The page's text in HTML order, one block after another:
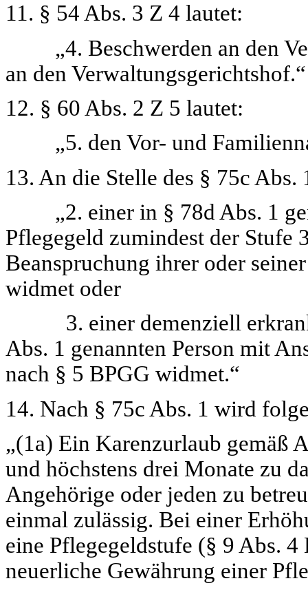
11. § 54 Abs. 3 Z 4 lautet:
„4. Beschwerden an den
an den Verwaltungsgerichtshof.“
12. § 60 Abs. 2 Z 5 lautet:
„5. den Vor- und
13. An die Stelle des § 75c
„2. einer in § 78d Abs. 1
Pflegegeld zumindest der Stufe
Beanspruchung ihrer oder
widmet oder
3. einer demenziell
Abs. 1 genannten Person mit
nach § 5 BPGG widmet.“
14. Nach § 75c Abs. 1 wird
„(1a) Ein Karenzurlaub gemäß
und höchstens drei Monate zu
Angehörige oder jeden zu
einmal zulässig. Bei einer
eine Pflegegeldstufe (§ 9 Abs.
neuerliche Gewährung einer